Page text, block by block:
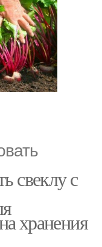
свеклу с
хранения